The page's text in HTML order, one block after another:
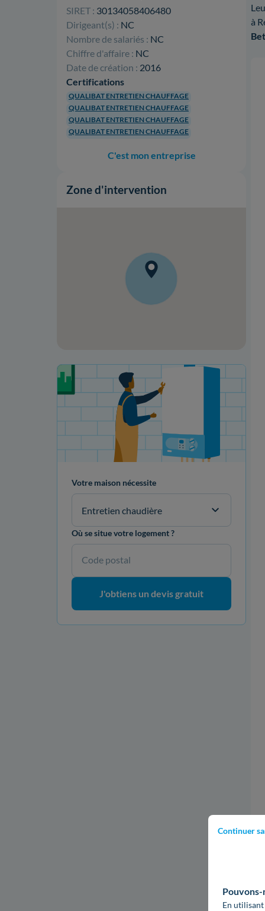
Continuer
Pouvons-
En
SIRET : 30134058406480
Dirigeant(s) : NC
Nombre de salariés : NC
Chiffre d'affaire : NC
Date de création : 2016
Certifications
QUALIBAT ENTRETIEN CHAUFFAGE
QUALIBAT ENTRETIEN CHAUFFAGE
QUALIBAT ENTRETIEN CHAUFFAGE
QUALIBAT ENTRETIEN CHAUFFAGE
C'est mon entreprise
Zone d'intervention
Votre projet de rénovation
Votre maison nécessite
Entretien chaudière
Où se situe votre logement ?
Code postal
J'obtiens un devis gratuit
à